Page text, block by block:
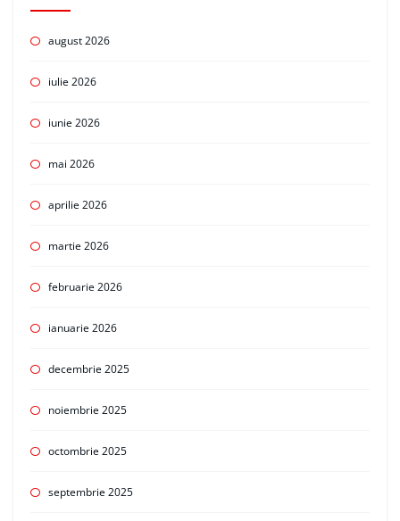
august 2026
iulie 2026
iunie 2026
mai 2026
aprilie 2026
martie 2026
februarie 2026
ianuarie 2026
decembrie 2025
noiembrie 2025
octombrie 2025
septembrie 2025